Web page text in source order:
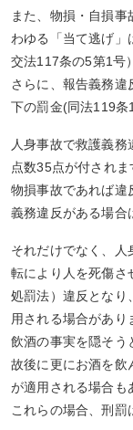
また、物損・自損
わゆる「当て逃げ」
交法117条の5第1号
さらに、報告義務違
下の罰金(同法119条
人身事故で救護義務
点数35点が付されま
物損事故であれば違
義務違反がある場合
それだけでなく、人
転により人を死傷さ
処罰法）違反となり
用される場合があり
飲酒の事実を隠そう
故後に更にお酒を飲
が適用される場合も
これらの場合、刑罰